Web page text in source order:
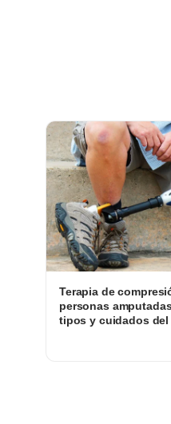
Terapia de
personas
tipos y cuidados del